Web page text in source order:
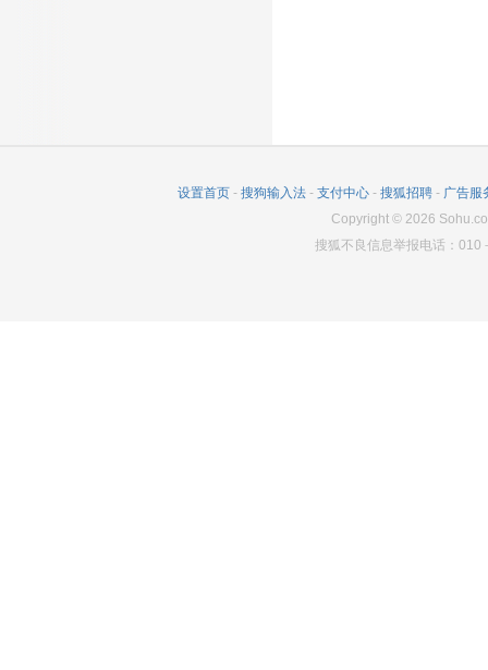
设置首页 - 搜狗输入法 - 支付中心 - 搜狐招聘 - 广告服
Copyright© 2026
搜狐不良信息举报电话：010